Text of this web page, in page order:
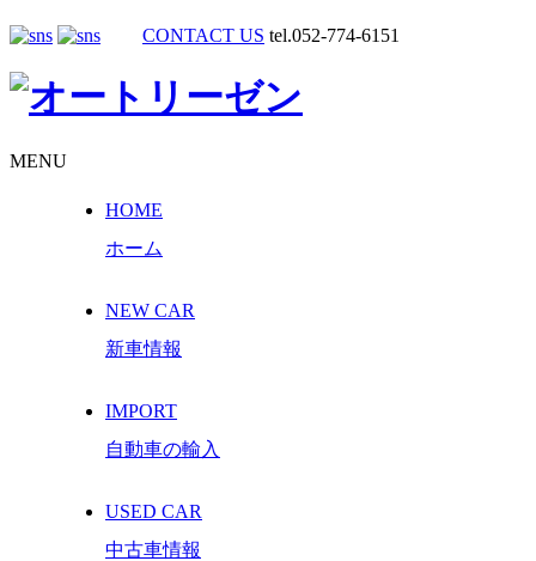
CONTACT US tel.052-774-6151
MENU
HOME
ホーム
NEW CAR
新車情報
IMPORT
自動車の輸入
USED CAR
中古車情報